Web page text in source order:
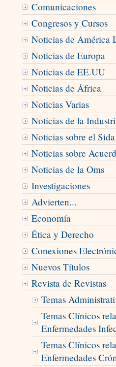
Comunicaciones
Congresos y Cursos
Noticias de América
Noticias de Europa
Noticias de EE.UU
Noticias de África
Noticias Varias
Noticias de la
Noticias sobre el Sida
Noticias sobre
Noticias de la Oms
Investigaciones
Advierten...
Economía
Ética y Derecho
Conexiones
Nuevos Títulos
Revista de Revistas
Temas
Temas Clínicos
Enfermedades
Temas Clínicos
Enfermedades